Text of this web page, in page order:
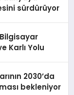
sürdürüyor
Karlı Yolu
2030’da
bekleniyor